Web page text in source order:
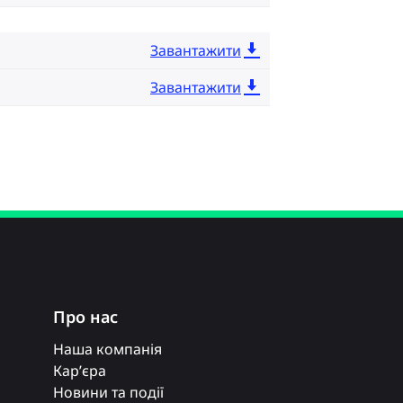
Завантажити
Завантажити
Про нас
Наша компанія
Кар’єра
Новини та події